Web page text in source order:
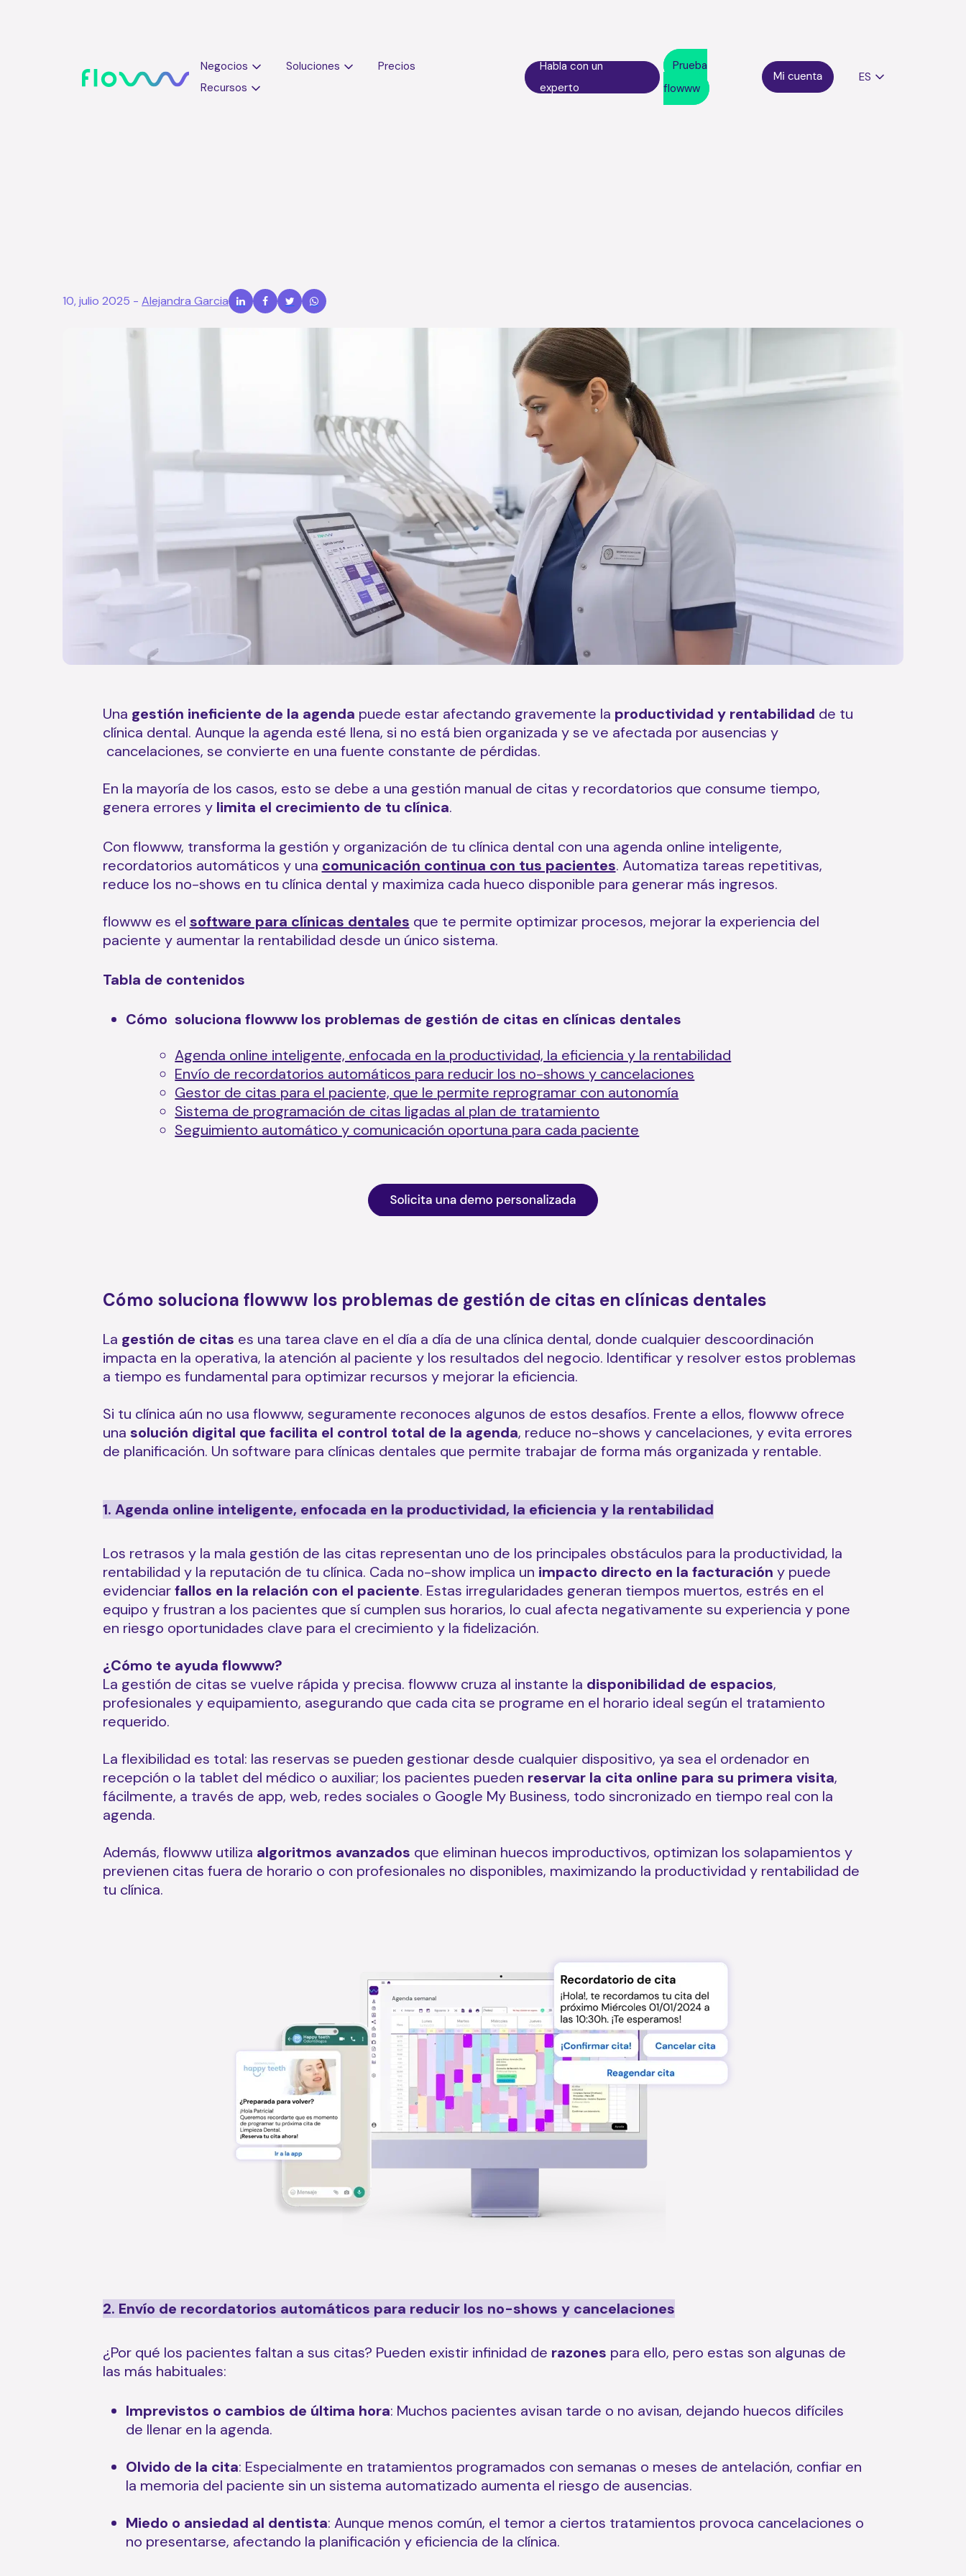
Negocios Soluciones
Precios
Recursos
Habla con un
experto
Prueba
flowww
ES
10, julio 2025 - Alejandra Garcia
Una gestión ineficiente de la agenda puede estar afectando gravemente la productividad y rentabilidad de tu
clínica dental. Aunque la agenda esté llena, si no está bien organizada y se ve afectada por ausencias y
cancelaciones, se convierte en una fuente constante de pérdidas.
En la mayoría de los casos, esto se debe a una gestión manual de citas y recordatorios que consume tiempo,
genera errores y limita el crecimiento de tu clínica.
Con flowww, transforma la gestión y organización de tu clínica dental con una agenda online inteligente,
recordatorios automáticos y una comunicación continua con tus pacientes. Automatiza tareas repetitivas,
reduce los no-shows en tu clínica dental y maximiza cada hueco disponible para generar más ingresos.
flowww es el software para clínicas dentales que te permite optimizar procesos, mejorar la experiencia del
paciente y aumentar la rentabilidad desde un único sistema.
Tabla de contenidos
Cómo soluciona flowww los problemas de gestión de citas en clínicas dentales
Agenda online inteligente, enfocada en la productividad, la eficiencia y la rentabilidad
Envío de recordatorios automáticos para reducir los no-shows y cancelaciones
Gestor de citas para el paciente, que le permite reprogramar con autonomía
Sistema de programación de citas ligadas al plan de tratamiento
Seguimiento automático y comunicación oportuna para cada paciente
Cómo soluciona flowww los problemas de gestión de citas en clínicas dentales
La gestión de citas es una tarea clave en el día a día de una clínica dental, donde cualquier descoordinación
impacta en la operativa, la atención al paciente y los resultados del negocio. Identificar y resolver estos problemas
a tiempo es fundamental para optimizar recursos y mejorar la eficiencia.
Si tu clínica aún no usa flowww, seguramente reconoces algunos de estos desafíos. Frente a ellos, flowww ofrece
una solución digital que facilita el control total de la agenda, reduce no-shows y cancelaciones, y evita errores
de planificación. Un software para clínicas dentales que permite trabajar de forma más organizada y rentable.
1. Agenda online inteligente, enfocada en la productividad, la eficiencia y la rentabilidad
Los retrasos y la mala gestión de las citas representan uno de los principales obstáculos para la productividad, la
rentabilidad y la reputación de tu clínica. Cada no-show implica un impacto directo en la facturación y puede
evidenciarfallos en la relación con el paciente. Estas irregularidades generan tiempos muertos, estrés en el
equipo y frustran a los pacientes que sí cumplen sus horarios, lo cual afecta negativamente su experiencia y pone
en riesgo oportunidades clave para el crecimiento y la fidelización.
¿Cómo te ayuda flowww?
La gestión de citas se vuelve rápida y precisa. flowww cruza al instante la disponibilidad de espacios,
profesionales y equipamiento, asegurando que cada cita se programe en el horario ideal según el tratamiento
requerido.
La flexibilidad es total: las reservas se pueden gestionar desde cualquier dispositivo, ya sea el ordenador en
recepción o la tablet del médico o auxiliar; los pacientes pueden reservar la cita online para su primera visita,
fácilmente, a través de app, web, redes sociales o Google My Business, todo sincronizado en tiempo real con la
agenda.
Además, flowww utiliza algoritmos avanzados que eliminan huecos improductivos, optimizan los solapamientos y
previenen citas fuera de horario o con profesionales no disponibles, maximizando la productividad y rentabilidad de
tu clínica.
2. Envío de recordatorios automáticos para reducir los no-shows y cancelaciones
¿Por qué los pacientes faltan a sus citas? Pueden existir infinidad de razones para ello, pero estas son algunas de
las más habituales:
Imprevistos o cambios de última hora: Muchos pacientes avisan tarde o no avisan, dejando huecos difíciles
de llenar en la agenda.
Olvido de la cita: Especialmente en tratamientos programados con semanas o meses de antelación, confiar en
la memoria del paciente sin un sistema automatizado aumenta el riesgo de ausencias.
Miedo o ansiedad al dentista: Aunque menos común, el temor a ciertos tratamientos provoca cancelaciones o
no presentarse, afectando la planificación y eficiencia de la clínica.